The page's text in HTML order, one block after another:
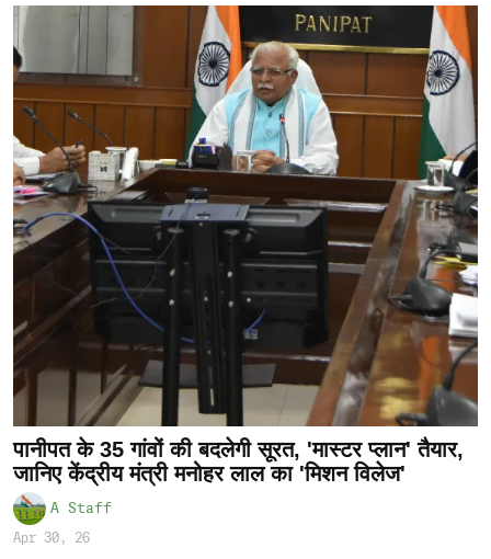
पानीपत के 35 गांवों की बदलेगी सूरत, 'मास्टर प्लान' तैयार,
जानिए केंद्रीय मंत्री मनोहर लाल का 'मिशन विलेज'
A Staff
Apr 30, 26